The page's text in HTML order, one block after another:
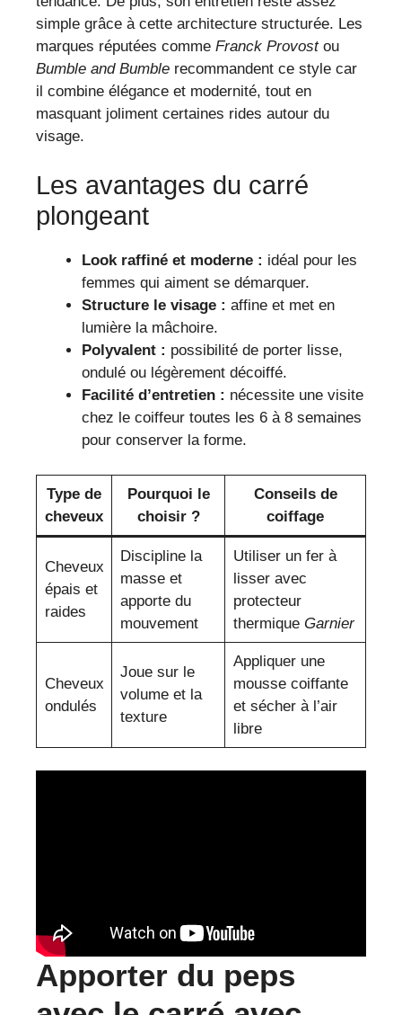
simple grâce à cette architecture structurée. Les
marques réputées comme Franck Provostou
Bumble and Bumble recommandent ce style car
il combine élégance et modernité, tout en
masquant joliment certaines rides autour du
visage.
Les avantages du carré
plongeant
Look raffiné et moderne : idéal pour les
femmes qui aiment se démarquer.
Structure le visage : affine et met en
lumière la mâchoire.
Polyvalent : possibilité de porter lisse,
ondulé ou légèrement décoiffé.
Facilité d’entretien : nécessite une visite
chez le coiffeur toutes les 6 à 8 semaines
pour conserver la forme.
Type de
cheveux
Pourquoi le
choisir ?
Conseils de
coiffage
Cheveux
épais et
raides
Discipline la
masse et
apporte du
mouvement
Utiliser un fer à
lisser avec
protecteur
thermique Garnier
Cheveux
ondulés
Joue sur le
volume et la
texture
Appliquer une
mousse coiffante
et sécher à l’air
libre
Apporter du peps